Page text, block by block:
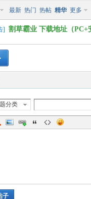
最新 热门 热帖 精华 更多
] 割草霸业 下载地址（PC+
分类
子